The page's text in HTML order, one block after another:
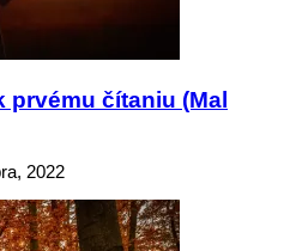
prvému čítaniu (Mal
2022